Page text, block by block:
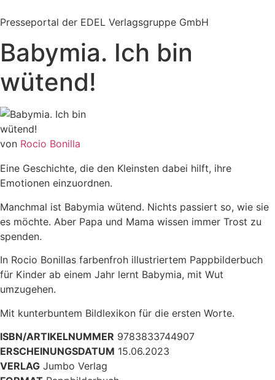
Inhalt
Presseportal der EDEL Verlagsgruppe GmbH
Babymia. Ich bin
wütend!
von Rocio Bonilla
Eine Geschichte, die den Kleinsten dabei hilft, ihre
Emotionen einzuordnen.
Manchmal ist Babymia wütend. Nichts passiert so, wie sie
es möchte. Aber Papa und Mama wissen immer Trost zu
spenden.
In Rocio Bonillas farbenfroh illustriertem Pappbilderbuch
für Kinder ab einem Jahr lernt Babymia, mit Wut
umzugehen.
Mit kunterbuntem Bildlexikon für die ersten Worte.
ISBN/ARTIKELNUMMER 9783833744907
ERSCHEINUNGSDATUM 15.06.2023
VERLAG Jumbo Verlag